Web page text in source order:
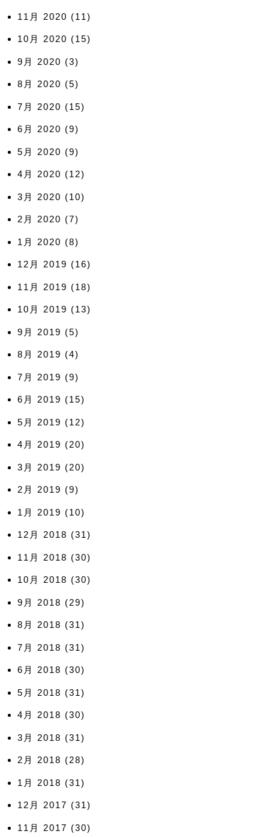
11月 2020 (11)
10月 2020 (15)
9月 2020 (3)
8月 2020 (5)
7月 2020 (15)
6月 2020 (9)
5月 2020 (9)
4月 2020 (12)
3月 2020 (10)
2月 2020 (7)
1月 2020 (8)
12月 2019 (16)
11月 2019 (18)
10月 2019 (13)
9月 2019 (5)
8月 2019 (4)
7月 2019 (9)
6月 2019 (15)
5月 2019 (12)
4月 2019 (20)
3月 2019 (20)
2月 2019 (9)
1月 2019 (10)
12月 2018 (31)
11月 2018 (30)
10月 2018 (30)
9月 2018 (29)
8月 2018 (31)
7月 2018 (31)
6月 2018 (30)
5月 2018 (31)
4月 2018 (30)
3月 2018 (31)
2月 2018 (28)
1月 2018 (31)
12月 2017 (31)
11月 2017 (30)